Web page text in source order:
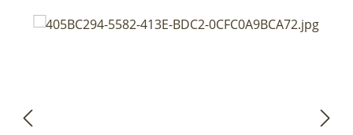
Bildergalerie überspringen